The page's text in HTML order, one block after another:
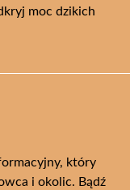
moc dzikich
który
i okolic. Bądź